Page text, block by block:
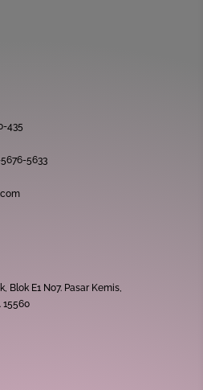
435
5633
Blok E1 No7. Pasar Kemis,
15560